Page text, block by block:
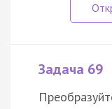
Задача 69